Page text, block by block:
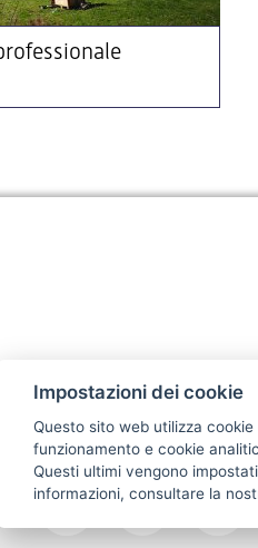
Impostazioni dei cookie
Questo sito web utilizza
funzionamento e cookie
Questi ultimi vengono
informazioni, consultare la